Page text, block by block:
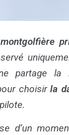
partage la
choisirla
d’un